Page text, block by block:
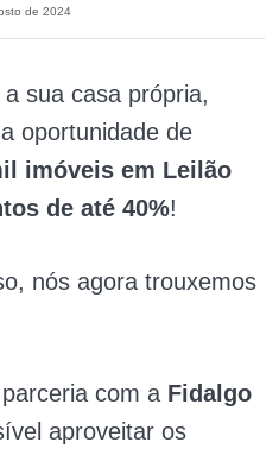
de 2024
sua casa própria,
oportunidade de
imóveis em Leilão
de até 40%!
nós agora trouxemos
com a Fidalgo
aproveitar os